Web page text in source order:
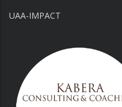
UAA-IMPACT